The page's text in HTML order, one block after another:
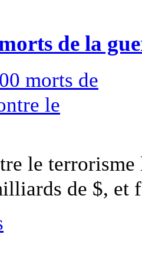
de la
le terrorisme
de $, et